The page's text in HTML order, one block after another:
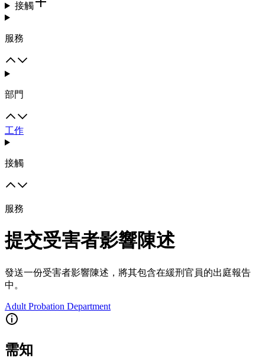
接觸
服務
部門
工作
接觸
服務
提交受害者影響陳述
發送一份受害者影響陳述，將其包含在緩刑官員的出庭報告
中。
Adult Probation Department
需知